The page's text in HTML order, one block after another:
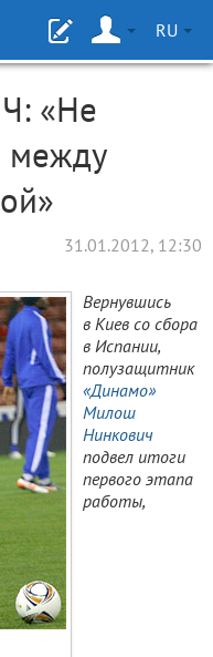
RU
«Не
между
31.01.2012, 12:30
Вернувшись
в Киев со сбора
в Испании,
полузащитник
«Динамо»
Милош
Нинкович
подвел итоги
первого этапа
работы,